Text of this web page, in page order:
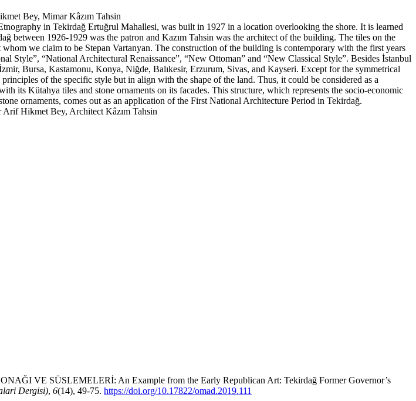
Bey, Mimar Kâzım Tahsin
in Tekirdağ Ertuğrul Mahallesi, was built in 1927 in a location overlooking the shore. It is learned
1926-1929 was the patron and Kazım Tahsin was the architect of the building. The tiles on the
we claim to be Stepan Vartanyan. The construction of the building is contemporary with the first years
Style”, “National Architectural Renaissance”, “New Ottoman” and “New Classical Style”. Besides İstanbul
Bursa, Kastamonu, Konya, Niğde, Balıkesir, Erzurum, Sivas, and Kayseri. Except for the symmetrical
of the specific style but in align with the shape of the land. Thus, it could be considered as a
its Kütahya tiles and stone ornaments on its facades. This structure, which represents the socio-economic
ornaments, comes out as an application of the First National Architecture Period in Tekirdağ.
Hikmet Bey, Architect Kâzım Tahsin
VE SÜSLEMELERİ: An Example from the Early Republican Art: Tekirdağ Former Governor’s
Dergisi), 6(14), 49-75. https://doi.org/10.17822/omad.2019.111